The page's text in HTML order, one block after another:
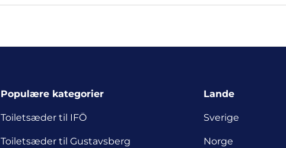
Populære kategorier
Toiletsæder til IFÖ
Toiletsæder til Gustavsberg
Lande
Sverige
Norge